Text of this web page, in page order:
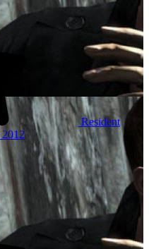
Resident
2012